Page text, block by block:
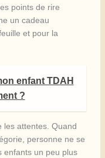
points de rire
un cadeau
et pour la
enfant TDAH
?
les attentes. Quand
personne ne se
enfants un peu plus